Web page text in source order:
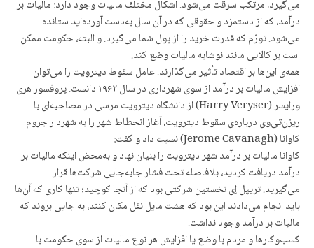
می‌گیرد، مرتکب سرقت می‌شود. اشکال مختلف مالیات وجود دارد: مالیات بر
درآمد، که از دستمزد و حقوقی که در آن سال به‌دست آورده‌اید ستانده
می‌شود. تورّم که قدرت خرید را از پول شما می‌گیرد. و البته، حکومت ممکن
است بر کالایی مانند نوشابه مالیات وضع کند.
همه‌ی این‌ها بر اقتصاد تأثیر می‌گذارند. عامل سقوط دیترویت را می‌توان
افزایش مالیات بر درآمد از سوی شهرداری در سال ۱۹۶۲ دانست. پروفسور هری
ورایسر (Harry Veryser) از دانشگاه دیترویت مرسی در مصاحبه‌ای با
ریزن‌تی‌وی درباره‌ی سقوط دیترویت، آغاز انحطاط شهر را به شهردار جروم
کاوانا (Jerome Cavanagh) نسبت داد و گفت:
کاوانا مالیات بر درآمد شهر دیترویت را بنیان نهاد و به‌محض اینکه مالیات بر
درآمد دریافت کردید، بلافاصله تحت فشار جابه‌جایی شرکت‌ها قرار
می‌گیرید. تریپل اِی نخستین شرکتی بود که از آنجا کوچید؛ تنها کاری که آن‌ها
باید انجام می‌دادند این بود که هشت مایل نقل مکان کنند، به جایی بروند که
مالیات بر درآمد وجود نداشت.
کسب‌وکارها و مردم با وضع یا افزایش هر نوع مالیات از سوی حکومت با